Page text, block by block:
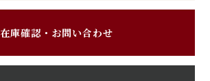
在庫確認・お問い合わせ